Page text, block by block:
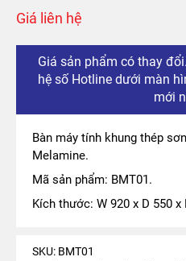
Giá liên hệ
Giá sản phẩm có thay
hệ số Hotline dưới màn
mới
Bàn máy tính khung thép
Melamine.
Mã sản phẩm: BMT01.
Kích thước: W 920 x D 550
SKU: BMT01